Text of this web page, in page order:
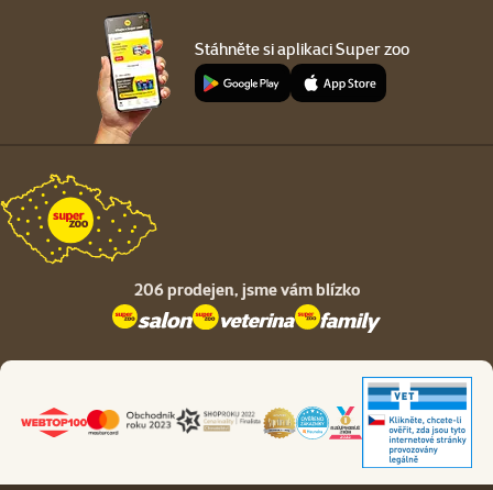
Stáhněte si aplikaci Super zoo
206 prodejen, jsme vám blízko